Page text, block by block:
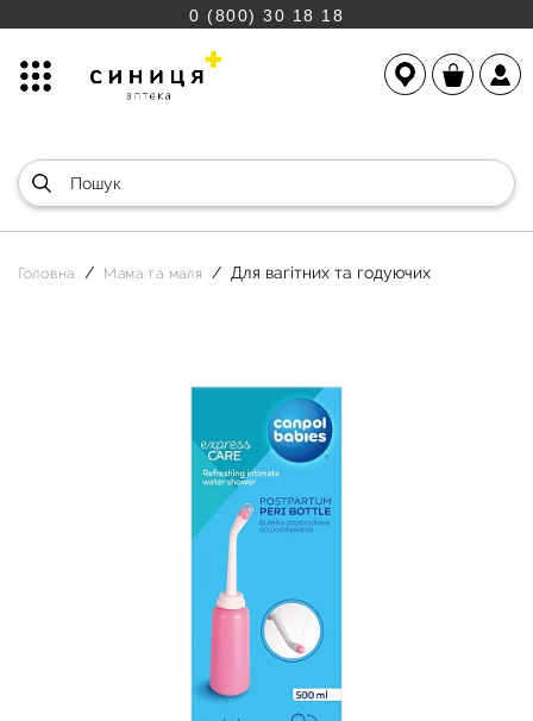
0 (800) 30 18 18
Головна Мама та маля Для вагітних та годуючих